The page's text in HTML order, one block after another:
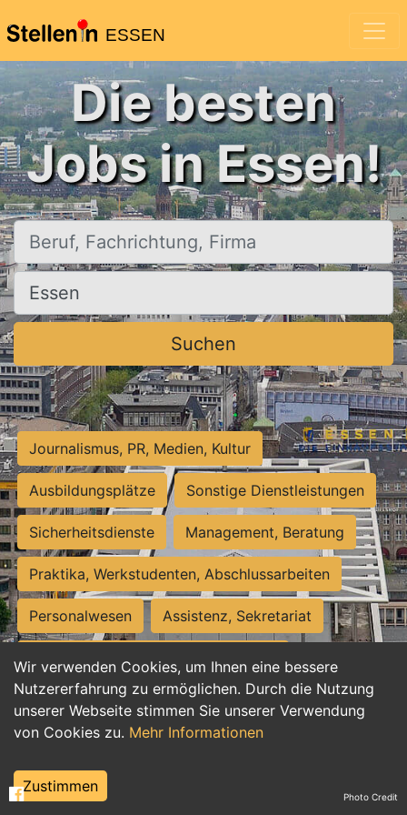
ESSEN
Wir verwenden Cookies, um Ihnen eine bessere
Nutzererfahrung zu ermöglichen. Durch die Nutzung
unserer Webseite stimmen Sie unserer Verwendung
von Cookies zu. Mehr Informationen
Zustimmen
Die besten
Jobs in Essen!
Beruf, Fachrichtung, Firma
Ort, Stadt
Suchen
Journalismus, PR, Medien, Kultur
Ausbildungsplätze Sonstige Dienstleistungen
Sicherheitsdienste Management, Beratung
Praktika, Werkstudenten, Abschlussarbeiten
Personalwesen Assistenz, Sekretariat
Hilfskräfte, Aushilfs- und Nebenjobs
Einkauf, Logistik, Materialwirtschaft
Weiterbildung, Studium, duale Ausbildung
Tourismus
Photo Credit